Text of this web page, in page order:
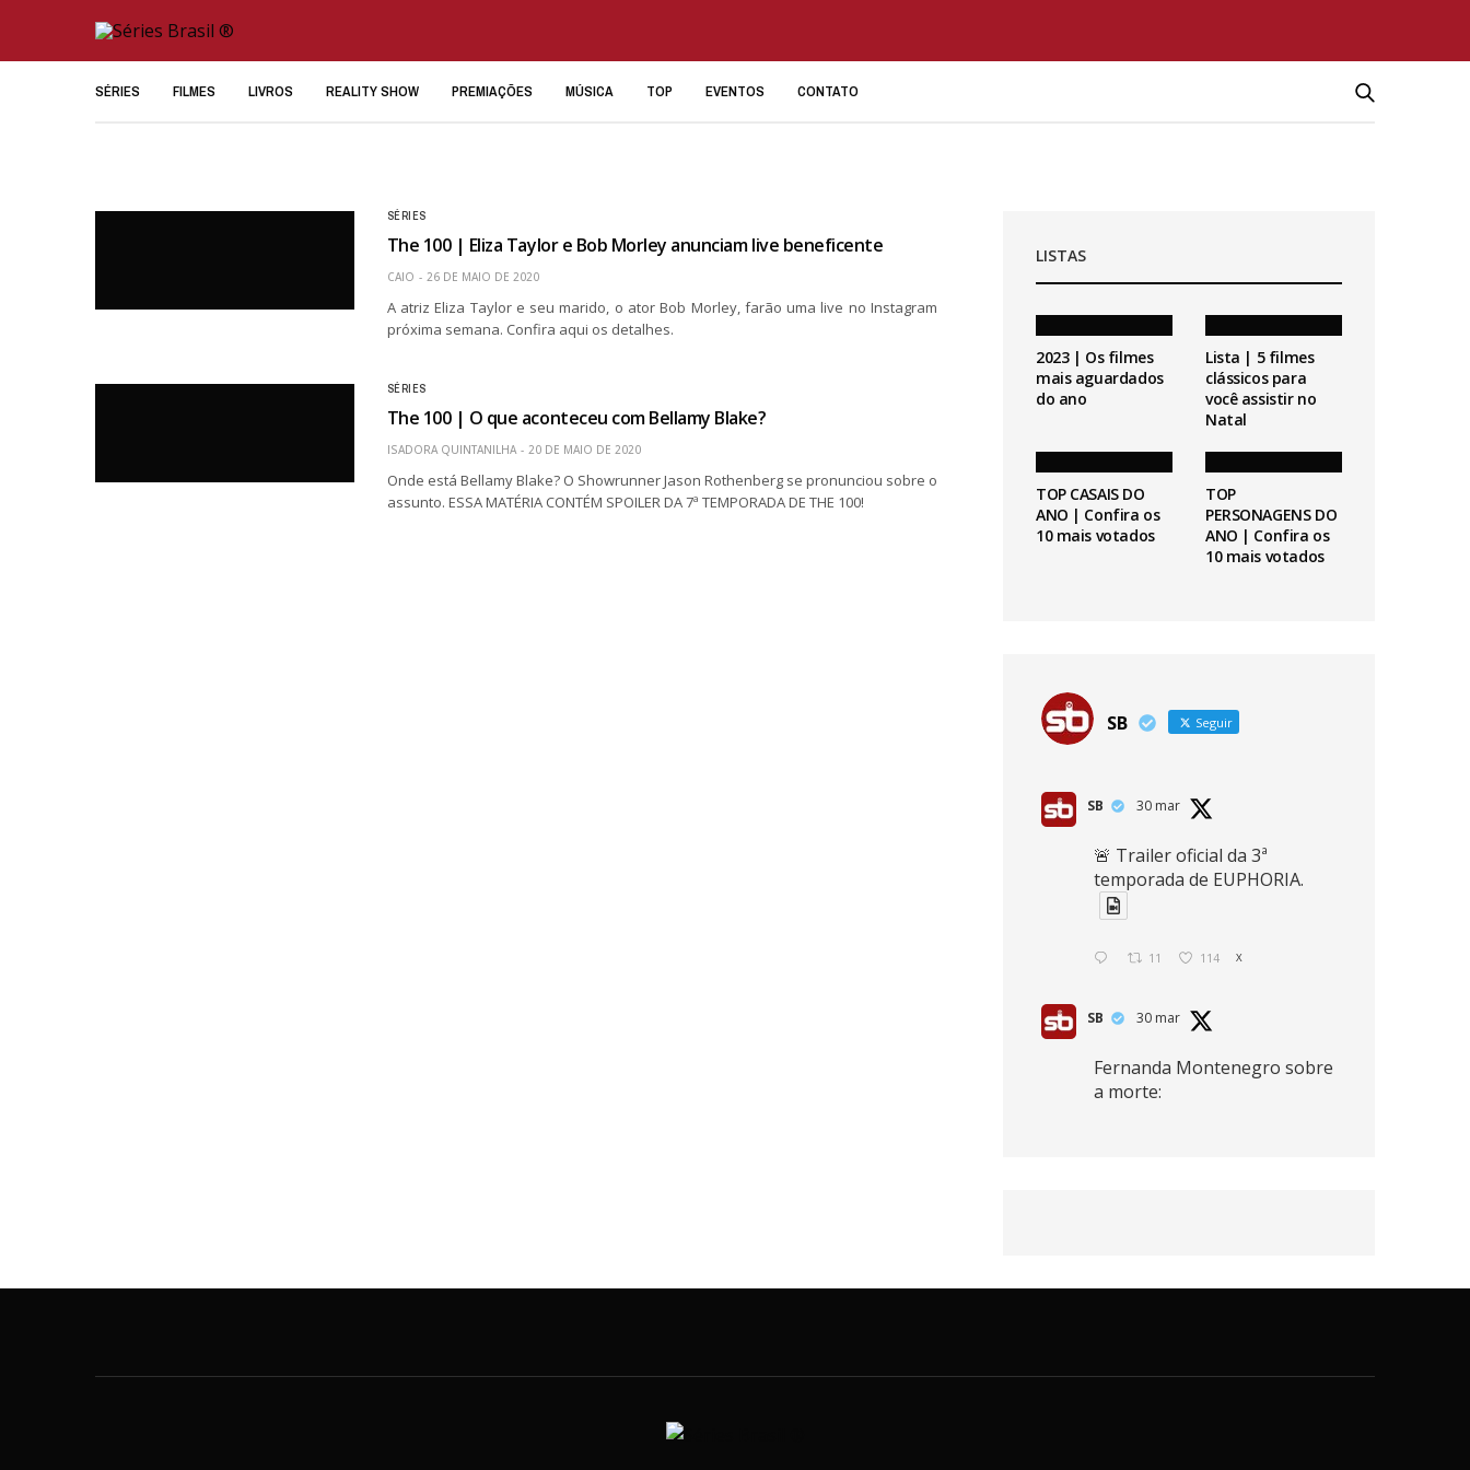
SÉRIES FILMES LIVROS REALITY SHOW PREMIAÇÕES MÚSICA TOP EVENTOS CONTATO
SÉRIES
The 100 | Eliza Taylor e Bob Morley anunciam live beneficente
CAIO 26 DE MAIO DE 2020
A atriz Eliza Taylor e seu marido, o ator Bob Morley, farão uma live no Instagram
próxima semana. Confira aqui os detalhes.
SÉRIES
The 100 | O que aconteceu com Bellamy Blake?
ISADORA QUINTANILHA 20 DE MAIO DE 2020
Onde está Bellamy Blake? O Showrunner Jason Rothenberg se pronunciou sobre o
assunto. ESSA MATÉRIA CONTÉM SPOILER DA 7ª TEMPORADA DE THE 100!
LISTAS
2023 | Os filmes
mais aguardados
do ano
Lista | 5 filmes
clássicos para
você assistir no
Natal
TOP CASAIS DO
ANO | Confira os
10 mais votados
TOP
PERSONAGENS DO
ANO | Confira os
10 mais votados
SB Seguir
SB 30 mar
🚨 Trailer oficial da 3ª
temporada de EUPHORIA.
11 114 X
SB 30 mar
Fernanda Montenegro sobre
a morte:
SB 30 mar